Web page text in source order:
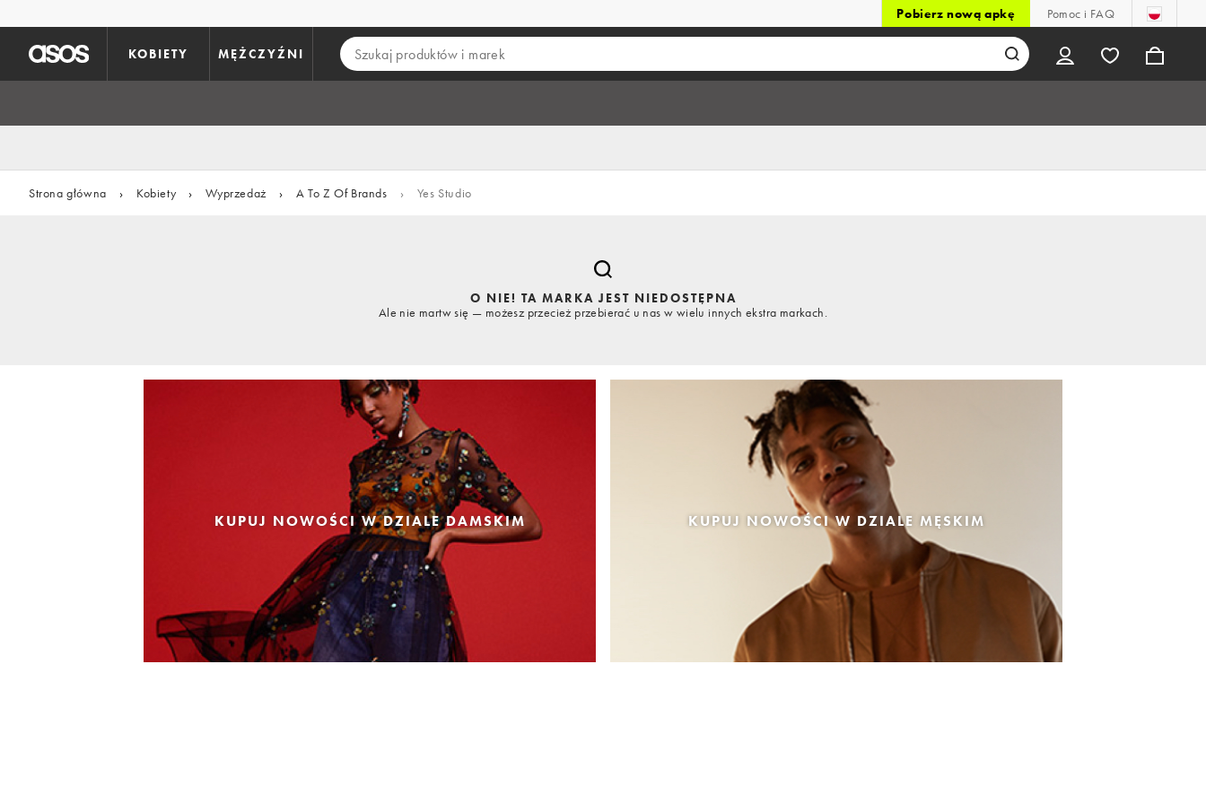
Pobierz nową apkę Pomoc i FAQ
KOBIETY MĘŻCZYŹNI
Strona główna › Kobiety › Wyprzedaż › A To Z Of Brands › Yes Studio
O NIE! TA MARKA JEST NIEDOSTĘPNA
Ale nie martw się — możesz przecież przebierać u nas w wielu innych ekstra markach.
KUPUJ NOWOŚCI W DZIALE DAMSKIM KUPUJ NOWOŚCI W DZIALE MĘSKIM